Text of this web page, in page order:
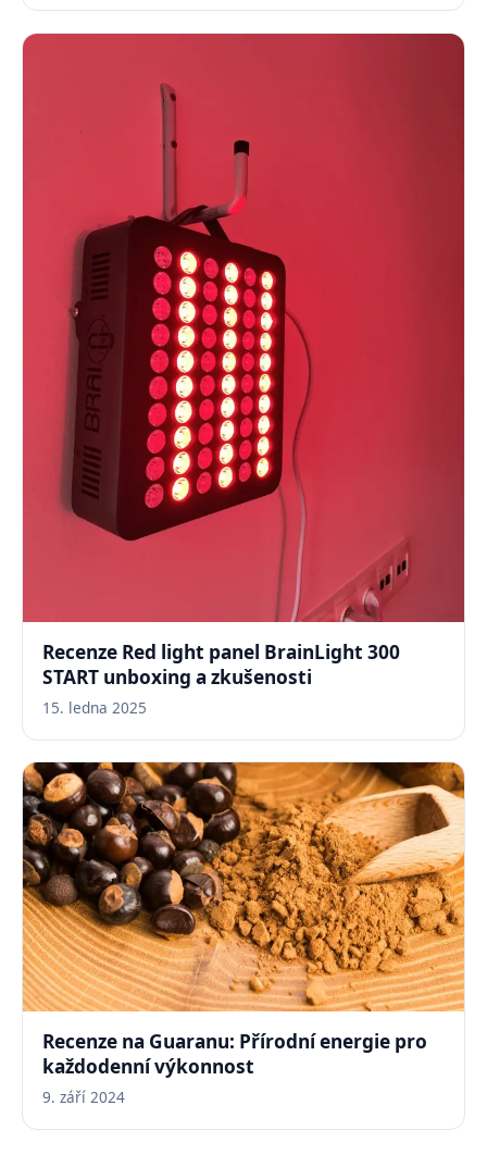
Recenze Red light panel BrainLight 300
START unboxing a zkušenosti
15. ledna 2025
Recenze na Guaranu: Přírodní energie pro
každodenní výkonnost
9. září 2024